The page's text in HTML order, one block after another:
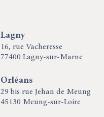
Lagny
16, rue Vacheresse
77400 Lagny-sur-Marne
Orléans
29 bis rue Jehan de Meung
45130 Meung-sur-Loire